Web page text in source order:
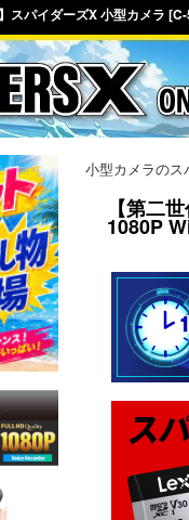
スパイダーズX 小型カメラ
小型カメラのス
【第二
1080P